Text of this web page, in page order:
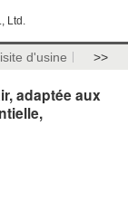
Ltd.
d'usine >>
adaptée aux